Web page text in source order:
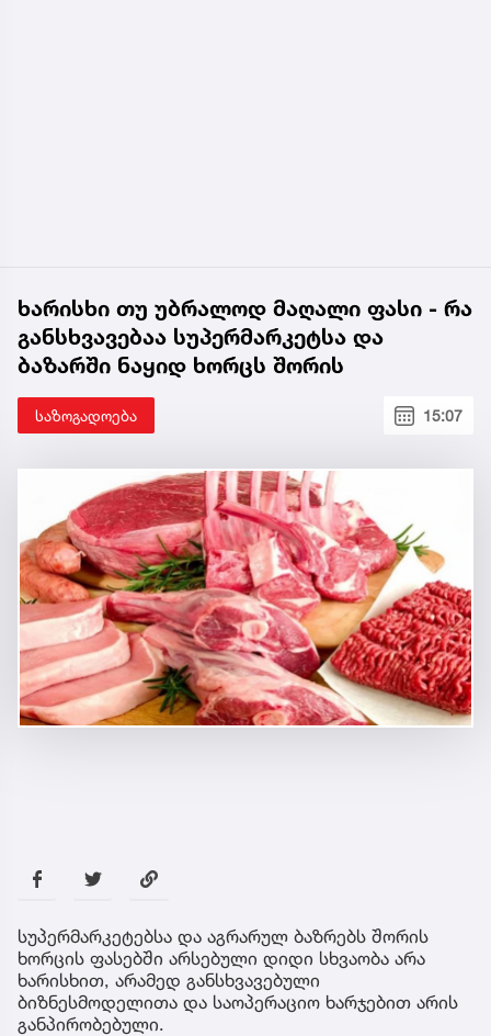
ხარისხი თუ უბრალოდ მაღალი ფასი - რა
განსხვავებაა სუპერმარკეტსა და
ბაზარში ნაყიდ ხორცს შორის
საზოგადოება 15:07
სუპერმარკეტებსა და აგრარულ ბაზრებს შორის
ხორცის ფასებში არსებული დიდი სხვაობა არა
ხარისხით, არამედ განსხვავებული
ბიზნესმოდელითა და საოპერაციო ხარჯებით არის
განპირობებული.